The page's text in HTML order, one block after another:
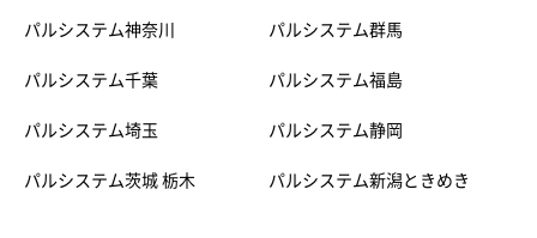
パルシステム神奈川
パルシステム千葉
パルシステム埼玉
パルシステム茨城 栃木
パルシステム群馬
パルシステム福島
パルシステム静岡
パルシステム新潟ときめき